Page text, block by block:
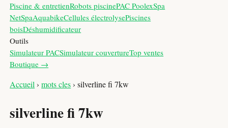
Piscine & entretienRobots piscinePAC PoolexSpa
NetSpaAquabikeCellules électrolysePiscines
boisDéshumidificateur
Outils
Simulateur PACSimulateur couvertureTop ventes
Boutique →
Accueil ›mots cles›silverline fi 7kw
silverline fi 7kw